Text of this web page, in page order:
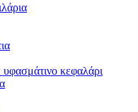
υφασμάτινο κεφαλάρι